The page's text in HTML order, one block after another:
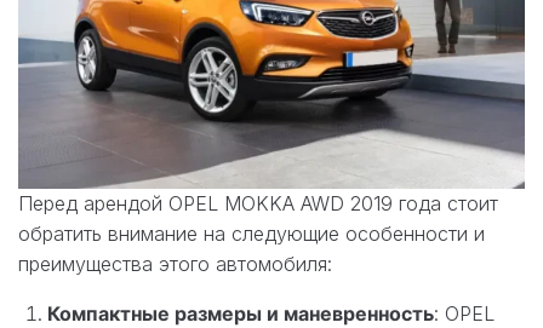
Перед арендой OPEL MOKKA AWD 2019 года стоит
обратить внимание на следующие особенности и
преимущества этого автомобиля:
Компактные размеры и маневренность: OPEL